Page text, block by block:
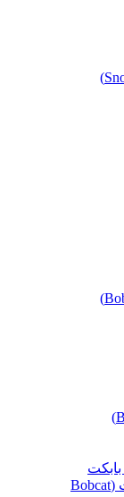
قطعات و لوازم جانبی جلوبند بابکت (Bobcat